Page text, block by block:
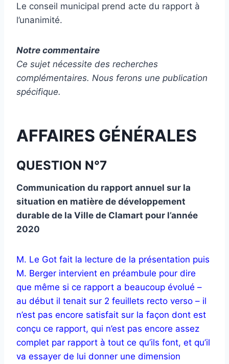
Le conseil municipal prend acte du rapport à
l’unanimité.
Notre commentaire
Ce sujet nécessite des recherches
complémentaires. Nous ferons une publication
spécifique.
AFFAIRES GÉNÉRALES
QUESTION N°7
Communication du rapport annuel sur la
situation en matière de développement
durable de la Ville de Clamart pour l’année
2020
M. Le Got fait la lecture de la présentation puis
M. Berger intervient en préambule pour dire
que même si ce rapport a beaucoup évolué –
au début il tenait sur 2 feuillets recto verso – il
n’est pas encore satisfait sur la façon dont est
conçu ce rapport, qui n’est pas encore assez
complet par rapport à tout ce qu’ils font, et qu’il
va essayer de lui donner une dimension